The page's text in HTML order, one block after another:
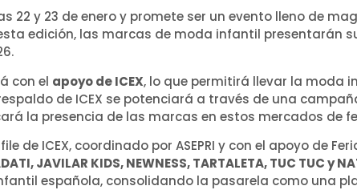
22 y 23 de enero y promete ser un evento lleno de
edición, las marcas de moda infantil presentarán
con el apoyo de ICEX, lo que permitirá llevar la moda
de ICEX se potenciará a través de una
la presencia de las marcas en estos mercados de
de ICEX, coordinado por ASEPRI y con el apoyo de
JAVILAR KIDS, NEWNESS, TARTALETA, TUC TUC y
española, consolidando la pasarela como una